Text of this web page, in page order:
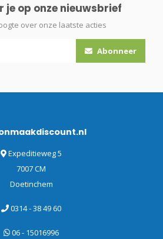
je op onze nieuwsbrief
over onze laatste acties
Abonneer
Expeditieweg 5
7007 CM
Doetinchem
0314 - 38 49 60
06 - 15016996